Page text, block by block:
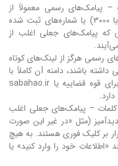
پیامک‌های رسمی معمولاً از
خطوط خدماتی کوتاه (مانند ۲۰۰۰ یا ۳۰۰۰) یا شماره‌های ثبت شده
که پیامک‌های جعلی اغلب از
رسمی هرگز از لینک‌های کوتاه
داشته باشند، دامنه آن کاملاً با
آدرس رسمی سازمان (مثلاً adl.ir برای قوه قضاییه یا sabahao.ir
– پیامک‌های جعلی اغلب
(مثل «در غیر این صورت
بر کلیک فوری هستند. به هیچ
خود را وارد کنید» یا